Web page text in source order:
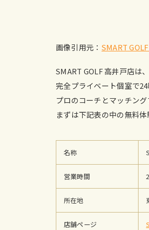
画像引用元： SMART
SMART GOLF 高井戸店は
完全プライベート個室で
プロのコーチとマッチン
まずは下記表の中の無料体
名称
営業時間
所在地
店舗ページ